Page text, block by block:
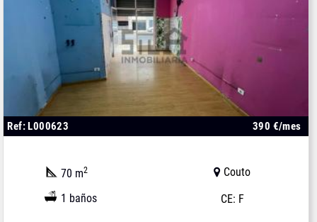
Ref: L000623 390 €/mes
70 m2
1 baños
Couto
CE: F